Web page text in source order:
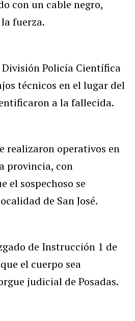
con un cable negro,
fuerza.
División Policía Científica
técnicos en el lugar del
a la fallecida.
realizaron operativos en
provincia, con
el sospechoso se
de San José.
de Instrucción 1 de
el cuerpo sea
judicial de Posadas.